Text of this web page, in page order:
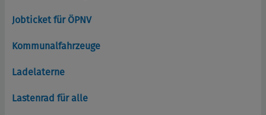
Jobticket für ÖPNV
Kommunalfahrzeuge
Ladelaterne
Lastenrad für alle